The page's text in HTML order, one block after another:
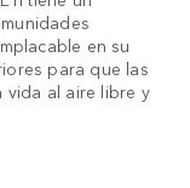
en su
para que las
vida al aire libre y